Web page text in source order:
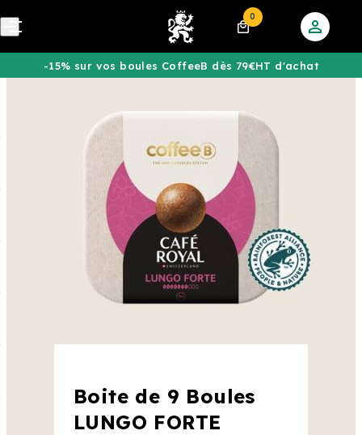
0
-15% sur vos boules CoffeeB dès 79€HT d'achat
Boite de 9 Boules
LUNGO FORTE